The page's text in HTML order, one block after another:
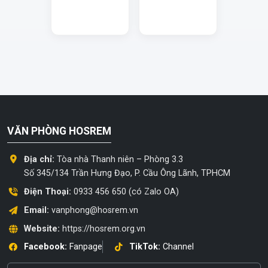
VĂN PHÒNG HOSREM
Địa chỉ: Tòa nhà Thanh niên – Phòng 3.3
Số 345/134 Trần Hưng Đạo, P. Cầu Ông Lãnh, TPHCM
Điện Thoại: 0933 456 650 (có Zalo OA)
Email: vanphong@hosrem.vn
Website: https://hosrem.org.vn
Facebook: Fanpage TikTok: Channel